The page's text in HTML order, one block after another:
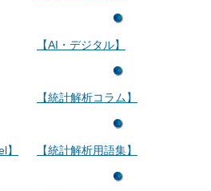
【AI・デジタル】
【統計解析コラム】
【統計解析用語集】